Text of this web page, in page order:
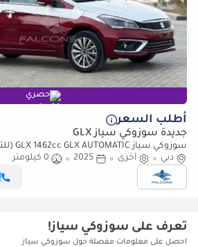
حصري
أطلب السعر
جديدة سوزوكي سياز GLX
سوزوكي سياز GLX 1462cc GLX AUTOMATIC (للتصدير فقط)
دبي
أخرى 2025
0 كيلومتر
تعرف على سوزوكي سياز!
احصل على معلومات مفصلة حول سوزوكي سياز